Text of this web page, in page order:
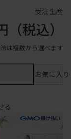
受注生産
（税込）
は複数から選べます
お気に入
る